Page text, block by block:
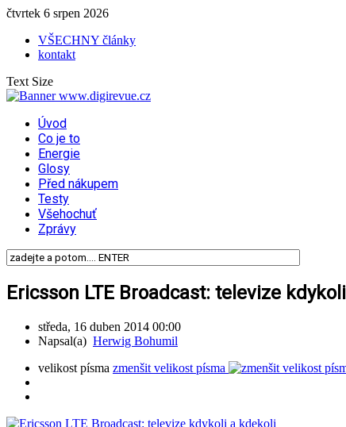
čtvrtek 6 srpen 2026
VŠECHNY články
kontakt
Text Size
Úvod
Co je to
Energie
Glosy
Před nákupem
Testy
Všehochuť
Zprávy
Ericsson LTE Broadcast: televize
středa, 16 duben 2014 00:00
Napsal(a) Herwig Bohumil
velikost písma zmenšit velikost písma